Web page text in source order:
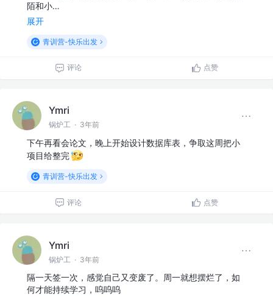
陌和小…
展开
青训营-快乐出发
评论 点赞
Ymri
锅炉工 · 3年前
下午再看会论文，晚上开始设计数据库表，争取这周把小
项目给整完
青训营-快乐出发
评论 点赞
Ymri
锅炉工 · 3年前
隔一天签一次，感觉自己又变废了。周一就想摆烂了，如
何才能持续学习，呜呜呜